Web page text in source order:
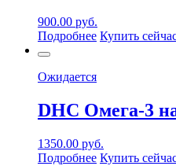
900.00 руб.
Подробнее Купить
Ожидается
DHC Омега-3
1350.00 руб.
Подробнее Купить